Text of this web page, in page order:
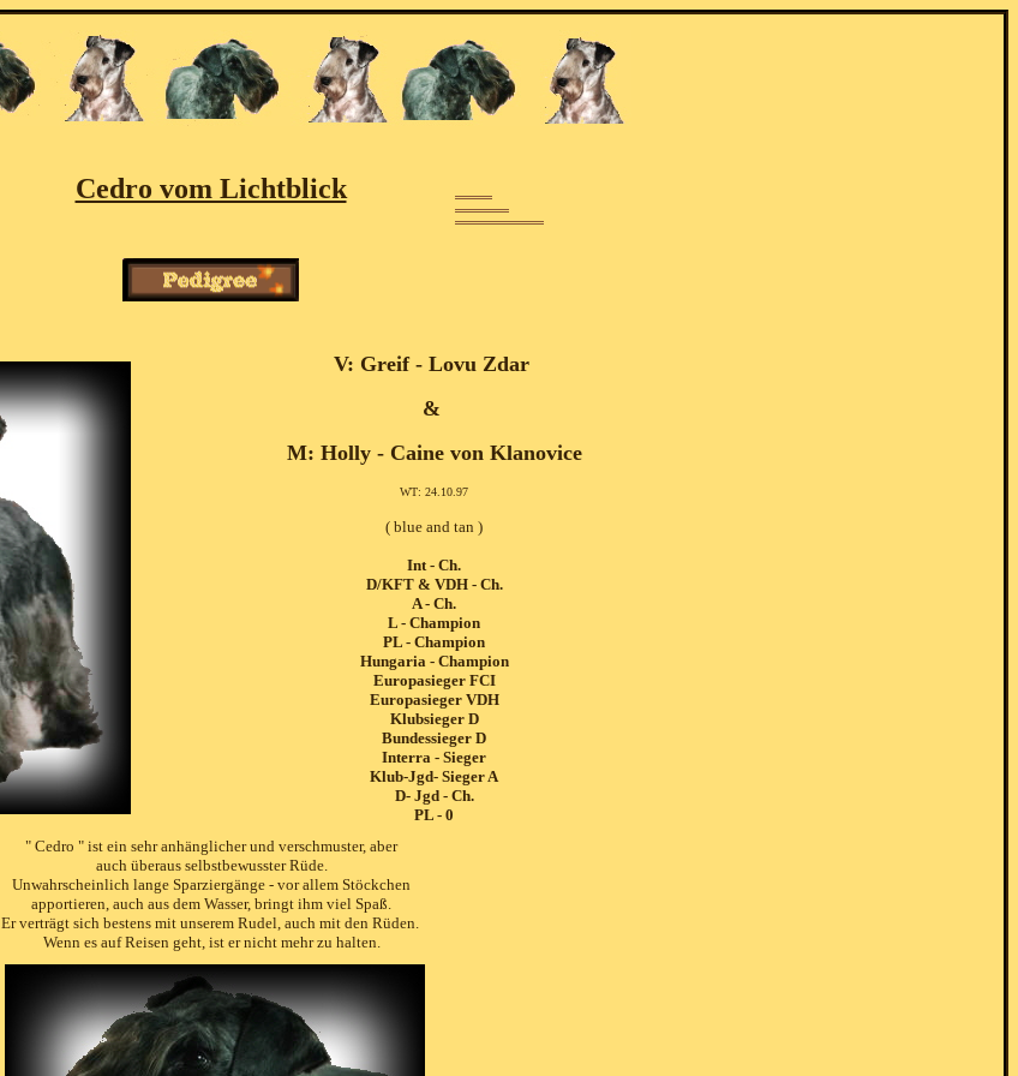
Cedro vom Lichtblick
V: Greif - Lovu Zdar
&
M: Holly - Caine von Klanovice
WT: 24.10.97
( blue and tan )
Int - Ch.
D/KFT & VDH - Ch.
A - Ch.
L - Champion
PL - Champion
Hungaria - Champion
Europasieger FCI
Europasieger VDH
Klubsieger D
Bundessieger D
Interra - Sieger
Klub-Jgd- Sieger A
D- Jgd - Ch.
PL - 0
" Cedro " ist ein sehr anhänglicher und verschmuster, aber
auch überaus selbstbewusster Rüde.
Unwahrscheinlich lange Sparziergänge - vor allem Stöckchen
apportieren, auch aus dem Wasser, bringt ihm viel Spaß.
Er verträgt sich bestens mit unserem Rudel, auch mit den Rüden.
Wenn es auf Reisen geht, ist er nicht mehr zu halten.